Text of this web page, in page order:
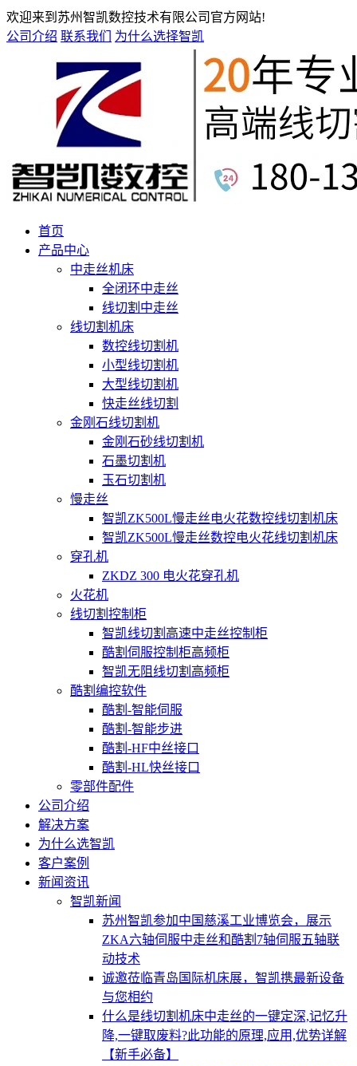
欢迎来到苏州智凯数控技术有限公司官方网站!
公司介绍 联系我们 为什么选择智凯
首页
产品中心
中走丝机床
全闭环中走丝
线切割中走丝
线切割机床
数控线切割机
小型线切割机
大型线切割机
快走丝线切割
金刚石线切割机
金刚石砂线切割机
石墨切割机
玉石切割机
慢走丝
智凯ZK500L慢走丝电火花数控线切割机床
智凯ZK500L慢走丝数控电火花线切割机床
穿孔机
ZKDZ 300 电火花穿孔机
火花机
线切割控制柜
智凯线切割高速中走丝控制柜
酷割伺服控制柜高频柜
智凯无阻线切割高频柜
酷割编控软件
酷割-智能伺服
酷割-智能步进
酷割-HF中丝接口
酷割-HL快丝接口
零部件配件
公司介绍
解决方案
为什么选智凯
客户案例
新闻资讯
智凯新闻
苏州智凯参加中国慈溪工业博览会，展示
ZKA六轴伺服中走丝和酷割7轴伺服五轴联
动技术
诚邀莅临青岛国际机床展，智凯携最新设备
与您相约
什么是线切割机床中走丝的一键定深,记忆升
降,一键取废料?此功能的原理,应用,优势详解
【新手必备】